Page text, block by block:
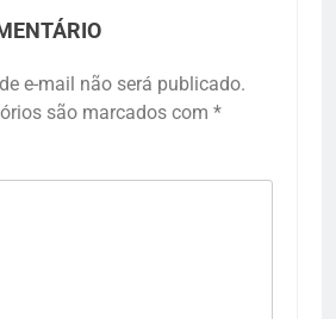
e-mail não será publicado.
são marcados com *